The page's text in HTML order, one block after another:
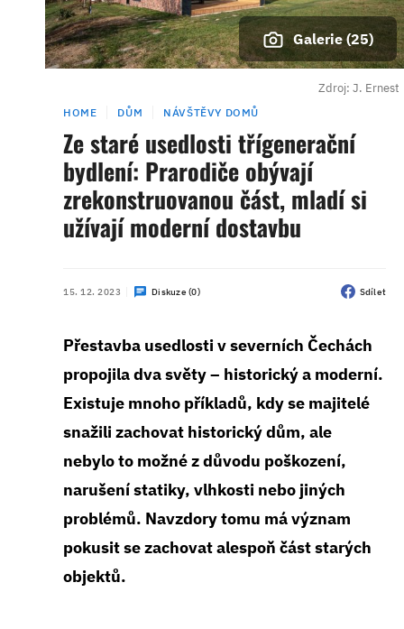
Galerie (25)
Zdroj: J. Ernest
HOME DŮM NÁVŠTĚVY DOMŮ
Ze staré usedlosti třígenerační
bydlení: Prarodiče obývají
zrekonstruovanou část, mladí si
užívají moderní dostavbu
15. 12. 2023 Diskuze (0) Sdílet
Přestavba usedlosti v severních Čechách
propojila dva světy – historický a moderní.
Existuje mnoho příkladů, kdy se majitelé
snažili zachovat historický dům, ale
nebylo to možné z důvodu poškození,
narušení statiky, vlhkosti nebo jiných
problémů. Navzdory tomu má význam
pokusit se zachovat alespoň část starých
objektů.